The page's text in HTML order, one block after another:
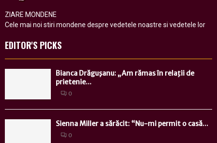
ZIARE MONDENE
Cele mai noi stiri mondene despre vedetele noastre si vedetele lor
EDITOR'S PICKS
Bianca Drăguşanu: „Am rămas în relaţii de
prietenie...
0
Sienna Miller a sărăcit: “Nu-mi permit o casă...
0